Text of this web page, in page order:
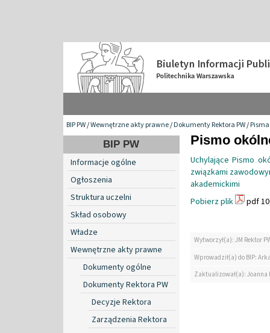
BIP PW/Wewnętrzne akty prawne/Dokumenty Rektora PW/
BIP PW
Informacje ogólne
Ogłoszenia
Struktura uczelni
Skład osobowy
Władze
Wewnętrzne akty prawne
Dokumenty ogólne
Dokumenty Rektora PW
Decyzje Rektora
Zarządzenia Rektora
Pismo
Uchylające Pismo
związkami
akademickimi
Pobierz plik
pdf
Wytworzył(a): JM Rektor
Wprowadził(a) do BIP:
Zaktualizował(a):